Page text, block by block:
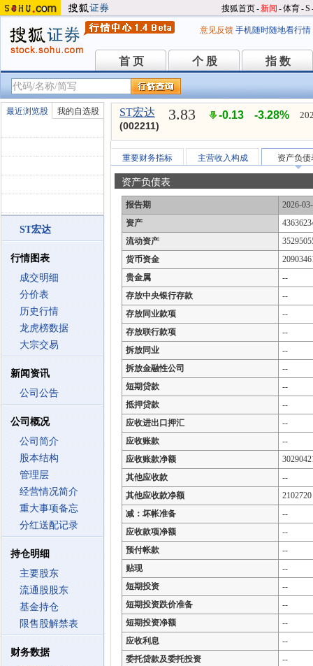
搜狐首页-新闻 -体育-S
意见反馈 手机随时随地看行情
首 页
首 页 个 股
个 股 指 数
指 数
最近浏览股 我的自选股
ST宏达
行情图表
成交明细
分价表
历史行情
龙虎榜数据
大宗交易
新闻资讯
公司公告
公司概况
公司简介
股本结构
管理层
经营情况简介
重大事项备忘
分红送配记录
持仓明细
主要股东
流通股股东
基金持仓
限售股解禁表
财务数据
ST宏达
(002211)
3.83 -0.13 -3.28%
重要财务指标 主营收入构成 资产负债
资产负债表
报告期
2026-
资产
流动资产
货币资金
贵金属
--
存放中央银行存款
--
存放同业款项
--
存放联行款项
--
拆放同业
--
拆放金融性公司
--
短期贷款
--
抵押贷款
--
应收进出口押汇
--
应收账款
--
应收账款净额
其他应收款
--
其他应收款净额
2102720
减：坏帐准备
--
应收款项净额
--
预付帐款
--
贴现
--
短期投资
--
短期投资跌价准备
--
短期投资净额
--
应收利息
--
委托贷款及委托投资
--